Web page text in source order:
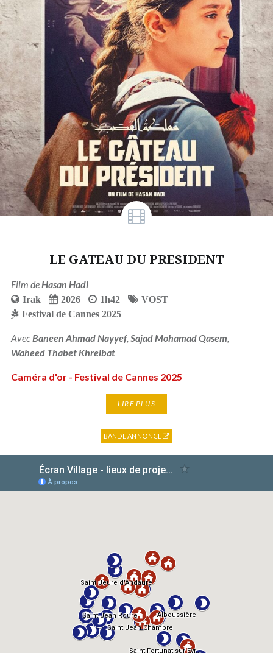
LE GATEAU DU PRESIDENT
Film de Hasan Hadi
Irak 2026 1h42
VOST
Festival de Cannes 2025
Avec Baneen Ahmad Nayyef, Sajad Mohamad Qasem
Waheed Thabet Khreibat
Caméra d'or - Festival de Cannes 2025
LIRE PLUS
BANDE ANNONCE